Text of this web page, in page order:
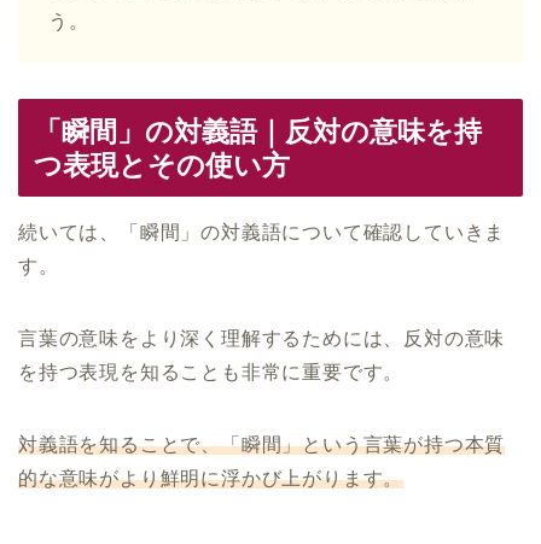
う。
「瞬間」の対義語｜反対の意味を持
つ表現とその使い方
続いては、「瞬間」の対義語について確認していきま
す。
言葉の意味をより深く理解するためには、反対の意味
を持つ表現を知ることも非常に重要です。
対義語を知ることで、「瞬間」という言葉が持つ本質
的な意味がより鮮明に浮かび上がります。